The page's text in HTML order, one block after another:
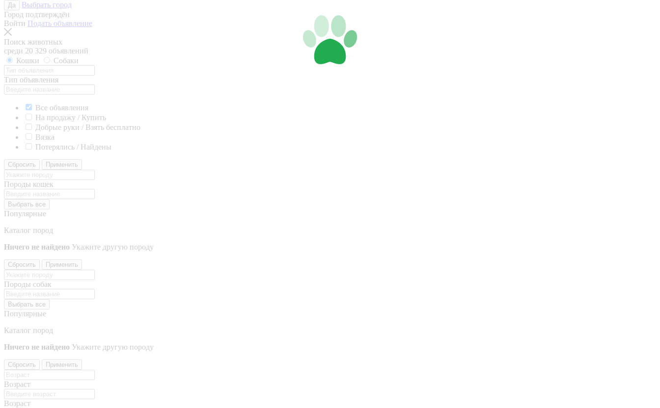
Да
Выбрать город
Город подтверждён
Войти Подать объявление
Поиск животных
среди 20 329 объявлений
Кошки
Собаки
Тип объявления
Все объявления
На продажу / Купить
Добрые руки / Взять бесплатно
Вязка
Потерялись / Найдены
Сбросить Применить
Породы кошек
Выбрать все
Популярные
Каталог пород
Ничего не найдено Укажите другую породу
Сбросить Применить
Породы собак
Выбрать все
Популярные
Каталог пород
Ничего не найдено Укажите другую породу
Сбросить Применить
Возраст
Возраст